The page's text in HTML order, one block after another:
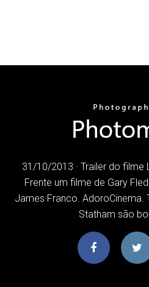
31/10/2013 · Trailer do filme
Frente um filme de Gary
James Franco.
Statham são